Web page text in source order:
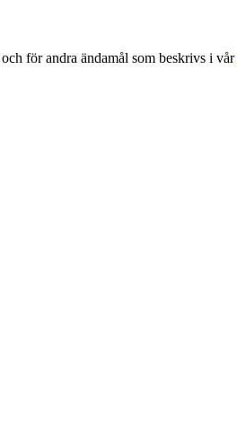
för andra ändamål som beskrivs i vår